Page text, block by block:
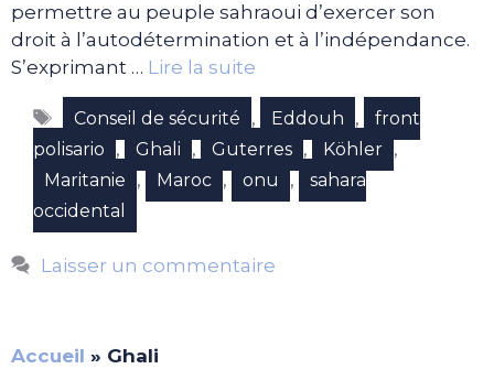
permettre au peuple sahraoui d’exercer son
droit à l’autodétermination et à l’indépendance.
S’exprimant … Lire la suite
Étiquettes
Conseil de sécurité , Eddouh ,
front
polisario
, Ghali , Guterres , Köhler ,
Maritanie , Maroc , onu ,
sahara
occidental
Laisser un commentaire
Accueil » Ghali